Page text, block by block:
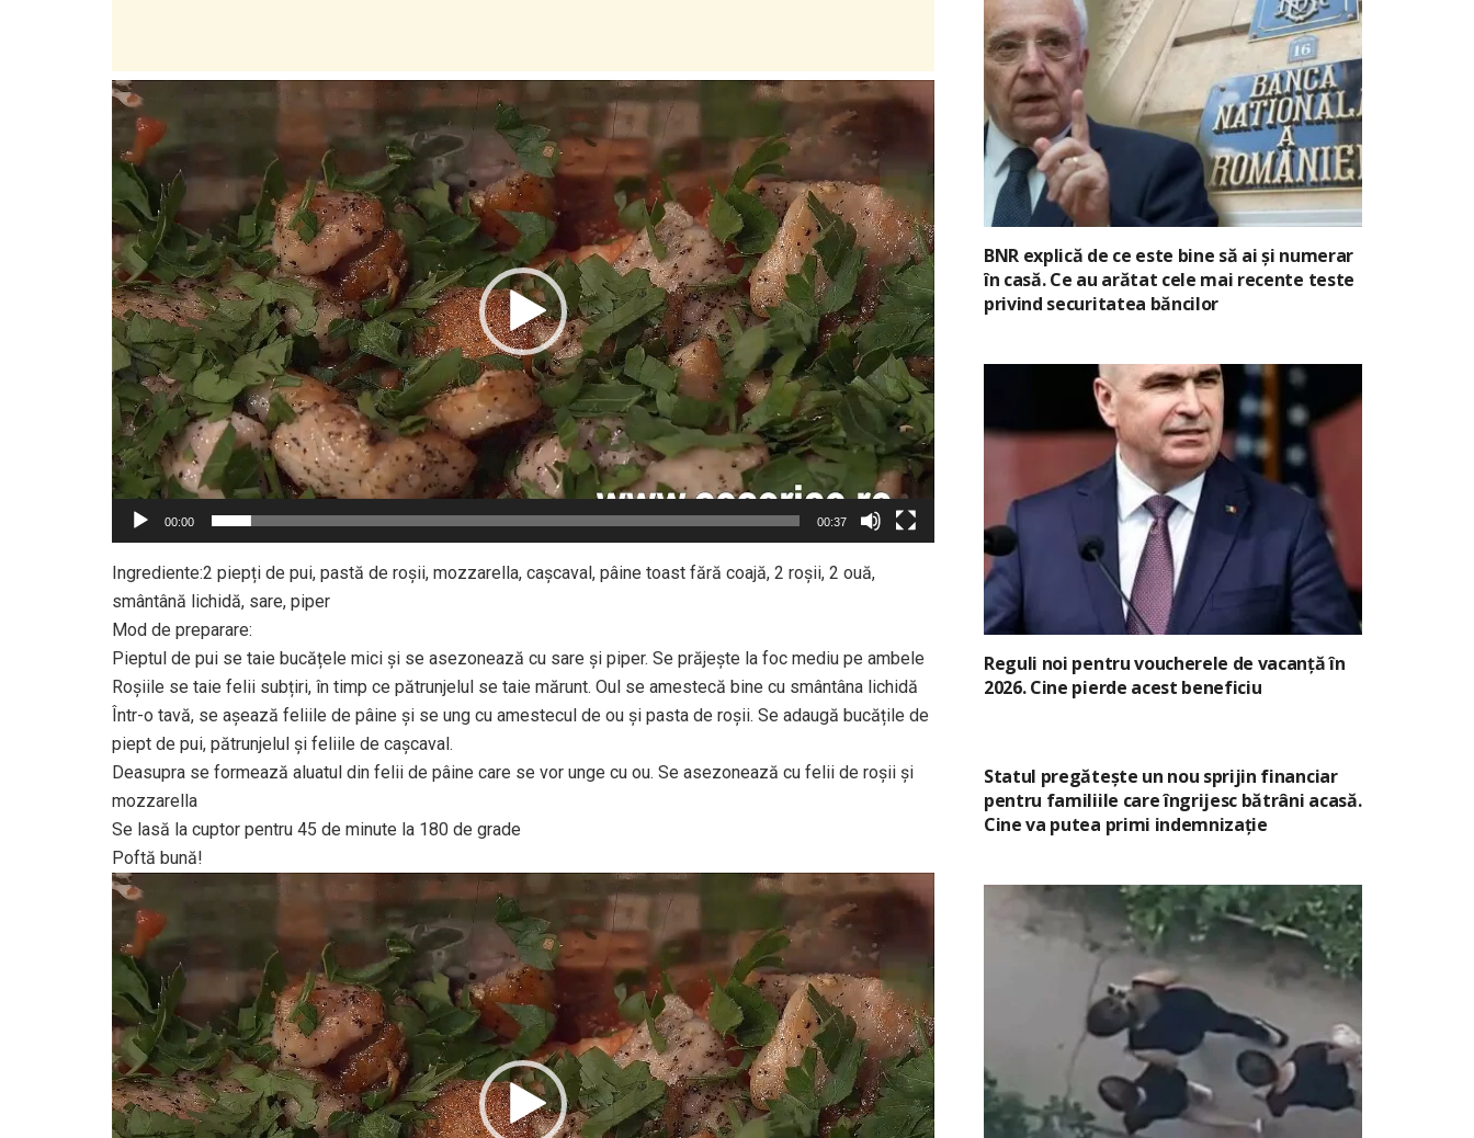
Player
video
00:00 00:37
Ingrediente:2 piepți de pui, pastă de roșii, mozzarella, cașcaval, pâine toast fără coajă, 2 roșii, 2 ouă,
smântână lichidă, sare, piper
Mod de preparare:
Pieptul de pui se taie bucățele mici și se asezonează cu sare și piper. Se prăjește la foc mediu pe ambele
Roșiile se taie felii subțiri, în timp ce pătrunjelul se taie mărunt. Oul se amestecă bine cu smântâna lichidă
Într-o tavă, se așează feliile de pâine și se ung cu amestecul de ou și pasta de roșii. Se adaugă bucățile de
piept de pui, pătrunjelul și feliile de cașcaval.
Deasupra se formează aluatul din felii de pâine care se vor unge cu ou. Se asezonează cu felii de roșii și
mozzarella
Se lasă la cuptor pentru 45 de minute la 180 de grade
Poftă bună!
Player
video
BNR explică de ce este bine să ai și numerar
în casă. Ce au arătat cele mai recente teste
privind securitatea băncilor
Reguli noi pentru voucherele de vacanță în
2026. Cine pierde acest beneficiu
Statul pregătește un nou sprijin financiar
pentru familiile care îngrijesc bătrâni acasă.
Cine va putea primi indemnizație